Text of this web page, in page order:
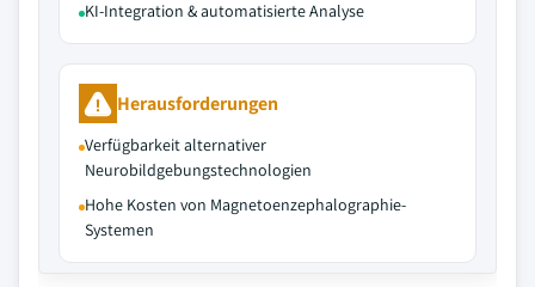
KI-Integration & automatisierte Analyse
Herausforderungen
Verfügbarkeit alternativer
Neurobildgebungstechnologien
Hohe Kosten von Magnetoenzephalographie-
Systemen